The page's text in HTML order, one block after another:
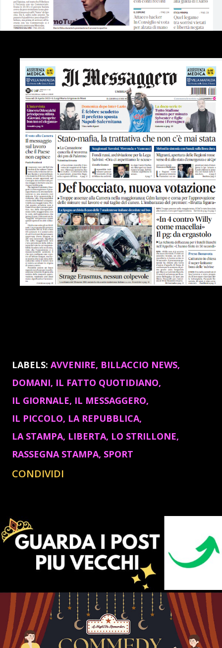
LABELS: AVVENIRE BILLACCIO NEWS
DOMANI IL FATTO QUOTIDIANO
IL GIORNALE IL MESSAGGERO
IL PICCOLO LA REPUBBLICA
LA STAMPA LIBERTA LO STRILLONE
RASSEGNA STAMPA SPORT
CONDIVIDI